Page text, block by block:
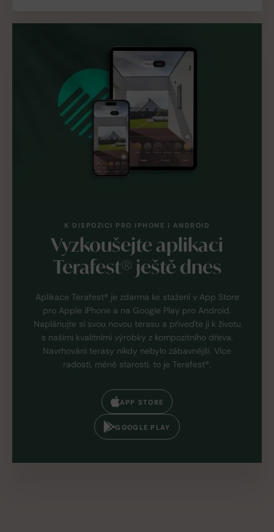
K DISPOZICI PRO IPHONE I ANDROID
Vyzkoušejte aplikaci
Terafest® ještě dnes
Aplikace Terafest® je zdarma ke stažení v App Store
pro Apple iPhone a na Google Play pro Android.
Naplánujte si svou novou terasu a přiveďte ji k životu
s našimi kvalitními výrobky z kompozitního dřeva.
Navrhování terasy nikdy nebylo zábavnější. Více
radostí, méně starostí, to je Terafest®.
APP STORE
GOOGLE PLAY